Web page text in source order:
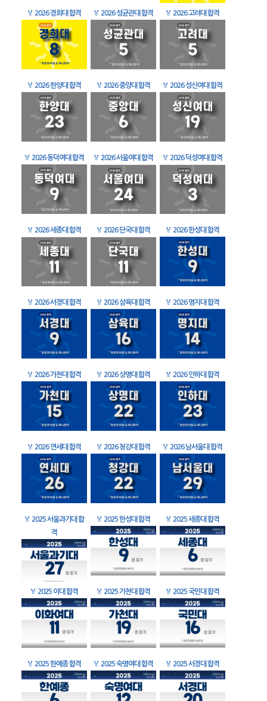
🏅 2026 경희대 합격 🏅 2026 성균관대 합격 🏅 2026 고려대 합격
🏅 2026 한양대 합격 🏅 2026 중앙대 합격 🏅 2026 성신여대 합격
🏅 2026 동덕여대 합격 🏅 2026 서울여대 합격 🏅 2026 덕성여대 합격
🏅 2026 세종대 합격 🏅 2026 단국대 합격 🏅 2026 한성대 합격
🏅 2026 서경대 합격 🏅 2026 삼육대 합격 🏅 2026 명지대 합격
🏅 2026 가천대 합격 🏅 2026 상명대 합격 🏅 2026 인하대 합격
🏅 2026 연세대 합격 🏅 2026 청강대 합격 🏅 2026 남서울대 합격
🏅 2025 서울과기대 합
격
🏅 2025 한성대 합격 🏅 2025 세종대 합격
🏅 2025 이대 합격 🏅 2025 가천대 합격 🏅 2025 국민대 합격
🏅 2025 한예종 합격 🏅 2025 숙명여대 합격 🏅 2025 서경대 합격